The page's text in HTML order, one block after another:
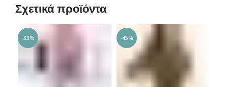
Σχετικά προϊόντα
-33% -45%